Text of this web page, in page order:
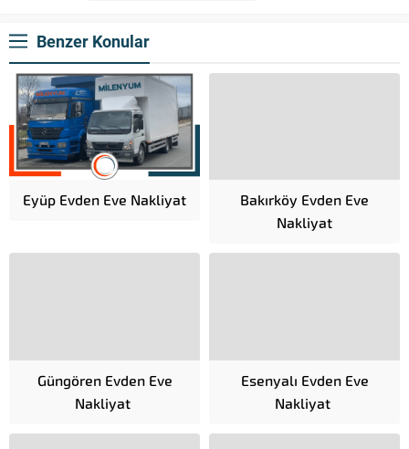
Benzer Konular
Eyüp Evden Eve Nakliyat
Bakırköy Evden Eve
Nakliyat
Güngören Evden Eve
Nakliyat
Esenyalı Evden Eve
Nakliyat